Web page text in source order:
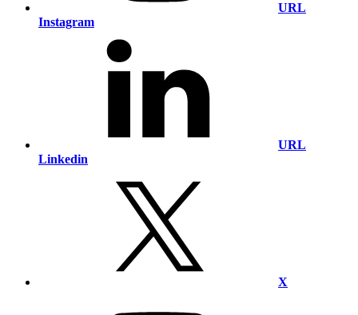
URL
Instagram
URL
Linkedin
X